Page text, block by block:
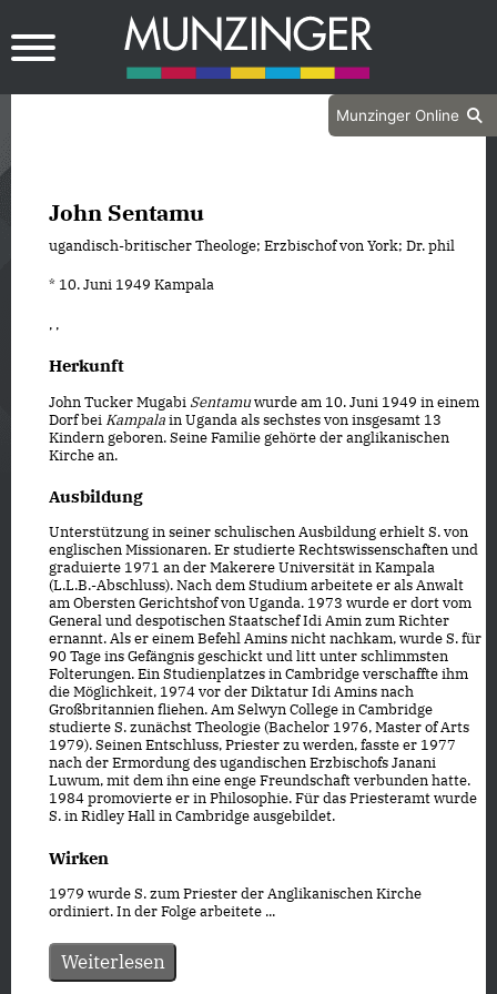
Munzinger Online
John Sentamu
ugandisch-britischer Theologe; Erzbischof von York; Dr. phil
* 10. Juni 1949 Kampala
, ,
Herkunft
John Tucker MugabiSentamuwurde am 10. Juni 1949 in einem
Dorf beiKampalain Uganda als sechstes von insgesamt 13
Kindern geboren. Seine Familie gehörte der anglikanischen
Kirche an.
Ausbildung
Unterstützung in seiner schulischen Ausbildung erhielt S. von
englischen Missionaren. Er studierte Rechtswissenschaften und
graduierte 1971 an der Makerere Universität in Kampala
(L.L.B.-Abschluss). Nach dem Studium arbeitete er als Anwalt
am Obersten Gerichtshof von Uganda. 1973 wurde er dort vom
General und despotischen Staatschef Idi Amin zum Richter
ernannt. Als er einem Befehl Amins nicht nachkam, wurde S. für
90 Tage ins Gefängnis geschickt und litt unter schlimmsten
Folterungen. Ein Studienplatzes in Cambridge verschaffte ihm
die Möglichkeit, 1974 vor der Diktatur Idi Amins nach
Großbritannien fliehen. Am Selwyn College in Cambridge
studierte S. zunächst Theologie (Bachelor 1976, Master of Arts
1979). Seinen Entschluss, Priester zu werden, fasste er 1977
nach der Ermordung des ugandischen Erzbischofs Janani
Luwum, mit dem ihn eine enge Freundschaft verbunden hatte.
1984 promovierte er in Philosophie. Für das Priesteramt wurde
S. in Ridley Hall in Cambridge ausgebildet.
Wirken
1979 wurde S. zum Priester der Anglikanischen Kirche
ordiniert. In der Folge arbeitete ...
Weiterlesen